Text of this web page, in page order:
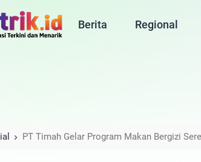
Berita Regional
PT Timah Gelar Program Makan Bergizi